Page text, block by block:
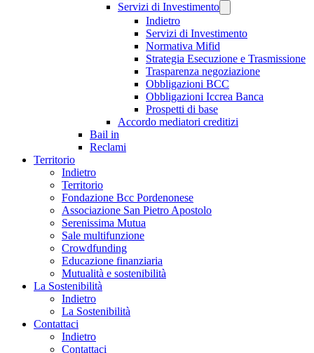
Servizi di Investimento
Indietro
Servizi di Investimento
Normativa Mifid
Strategia Esecuzione e Trasmissione
Trasparenza negoziazione
Obbligazioni BCC
Obbligazioni Iccrea Banca
Prospetti di base
Accordo mediatori creditizi
Bail in
Reclami
Territorio
Indietro
Territorio
Fondazione Bcc Pordenonese
Associazione San Pietro Apostolo
Serenissima Mutua
Sale multifunzione
Crowdfunding
Educazione finanziaria
Mutualità e sostenibilità
La Sostenibilità
Indietro
La Sostenibilità
Contattaci
Indietro
Contattaci